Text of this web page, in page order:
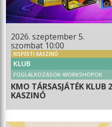
2026. szeptember 5.
szombat 10:00
KISPESTI KASZINÓ
KLUB
FOGLALKOZÁSOK-WORKSHOPOK
KMO TÁRSASJÁTÉK KLUB
KASZINÓ